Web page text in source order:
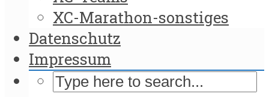
XC-Marathon-sonstiges
Datenschutz
Impressum